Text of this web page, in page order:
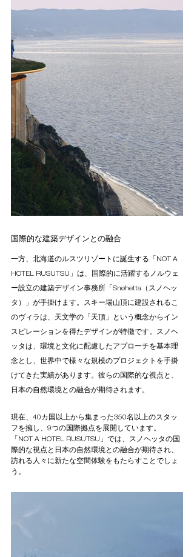
国際的な建築デザインとの融合
一方、北海道のルスツリゾートに誕生する「NOT A
HOTEL RUSUTSU」は、国際的に活躍するノルウェ
ー設立の建築デザイン事務所「Snøhetta（スノヘッ
タ）」が手掛けます。スキー場山頂に建設されるこ
のヴィラは、天文学の「天頂」という概念からイン
スピレーションを得たデザインが特徴です。スノヘ
ッタは、環境と文化に配慮したアプローチを基本理
念とし、世界中で様々な規模のプロジェクトを手掛
けてきた実績があります。彼らの国際的な視点と、
日本の自然環境との融合が期待されます。
現在、40カ国以上から集まった350名以上のスタッ
フを擁し、9つの国際拠点を展開しています。
「NOT A HOTEL RUSUTSU」では、スノヘッタの国
際的な視点と日本の自然環境との融合が期待され、
訪れる人々に新たな空間体験をもたらすことでしょ
う。